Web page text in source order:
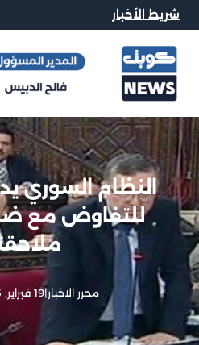
الأخبار
النظام السوري يدعو
للتفاوض مع
ملاحقتها
محرر الاخبار|19 فبراير, 2013 |